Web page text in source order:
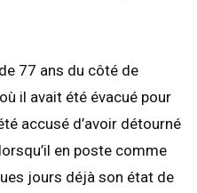
77 ans du côté de
il avait été évacué pour
accusé d’avoir détourné
en poste comme
jours déjà son état de